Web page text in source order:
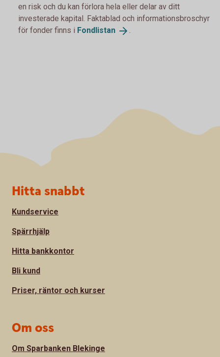
en risk och du kan förlora hela eller delar av ditt
investerade kapital. Faktablad och informationsbroschyr
för fonder finns i Fondlistan
Sidfot
Hitta snabbt
Kundservice
Spärrhjälp
Hitta bankkontor
Bli kund
Priser, räntor och kurser
Om oss
Om Sparbanken Blekinge